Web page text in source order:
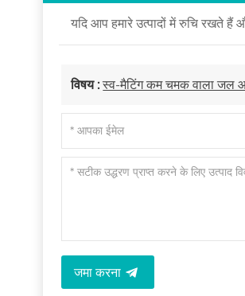
यदि आप हमारे उत्पादों में रुचि रखते हैं
विषय :स्व-मैटिंग कम चमक वाला जल
जमा करना